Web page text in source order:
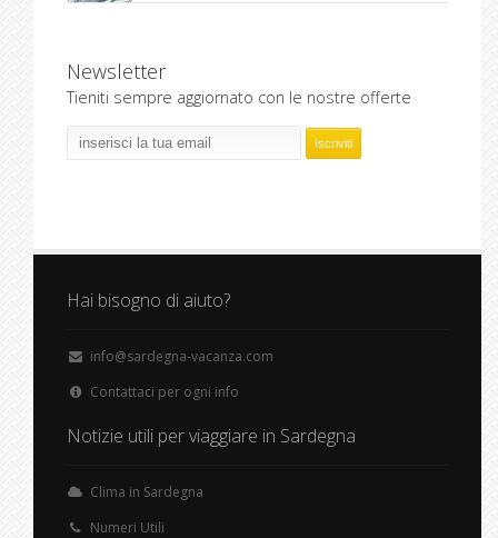
Newsletter
Tieniti sempre aggiornato con le nostre offerte
Hai bisogno di aiuto?
info@sardegna-vacanza.com
Contattaci per ogni info
Notizie utili per viaggiare in Sardegna
Clima in Sardegna
Numeri Utili